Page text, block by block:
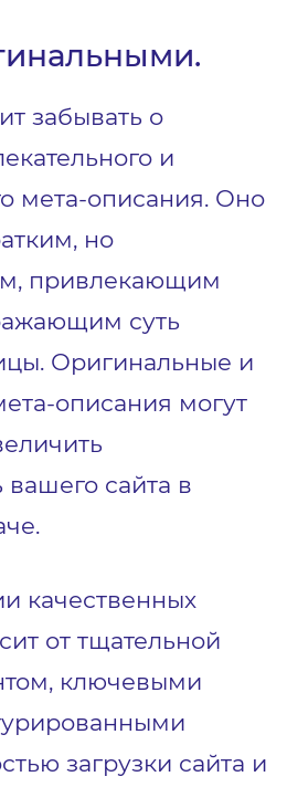
забывать о
и
мета-описания. Оно
но
привлекающим
суть
Оригинальные и
описания могут
вашего сайта в
качественных
от тщательной
ключевыми
загрузки сайта и